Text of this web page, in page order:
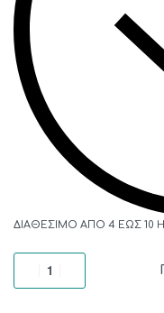
ΔΙΑΘΈΣΙΜΟ ΑΠΌ 4 ΈΩΣ 10